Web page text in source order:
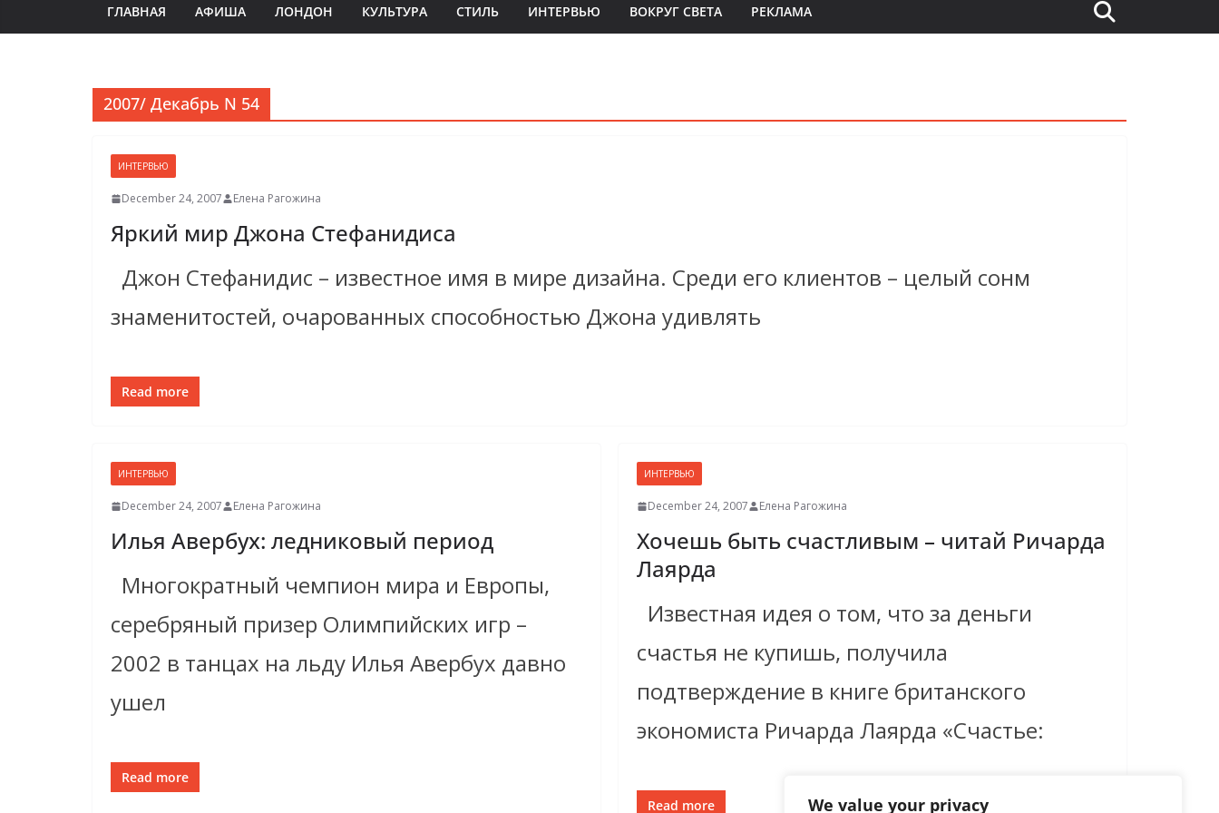
We value your privacy
ГЛАВНАЯ АФИША ЛОНДОН КУЛЬТУРА СТИЛЬ ИНТЕРВЬЮ ВОКРУГ СВЕТА РЕКЛАМА
2007/ Декабрь N 54
ИНТЕРВЬЮ
December 24, 2007 Елена Рагожина
Яркий мир Джона Стефанидиса
Джон Стефанидис – известное имя в мире дизайна. Среди его клиентов – целый сонм
знаменитостей, очарованных способностью Джона удивлять
Read more
ИНТЕРВЬЮ
December 24, 2007 Елена Рагожина
Илья Авербух: ледниковый период
Многократный чемпион мира и Европы,
серебряный призер Олимпийских игр –
2002 в танцах на льду Илья Авербух давно
ушел
Read more
ИНТЕРВЬЮ
December 24, 2007 Елена Рагожина
Хочешь быть счастливым – читай Ричарда
Лаярда
Известная идея о том, что за деньги
счастья не купишь, получила
подтверждение в книге британского
экономиста Ричарда Лаярда «Счастье:
Read more